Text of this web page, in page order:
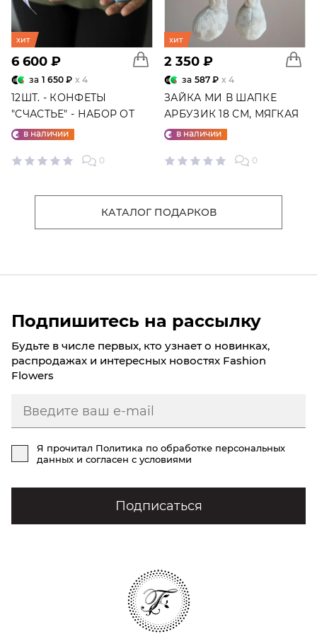
хит
6 600 ₽
за 1 650 ₽ x 4
12ШТ. - КОНФЕТЫ
"СЧАСТЬЕ" - НАБОР ОТ
"ФАБРИКИ СЧАСТЬЕ"
в наличии
0
хит
2 350 ₽
за 587 ₽ x 4
ЗАЙКА МИ В ШАПКЕ
АРБУЗИК 18 СМ, МЯГКАЯ
ИГРУШКА
в наличии
0
КАТАЛОГ ПОДАРКОВ
Подпишитесь на рассылку
Будьте в числе первых, кто узнает о новинках,
распродажах и интересных новостях Fashion
Flowers
Я прочитал Политика по обработке персональных
данных и согласен с условиями
Подписаться